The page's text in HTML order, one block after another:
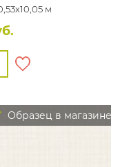
м
Образец в магазине